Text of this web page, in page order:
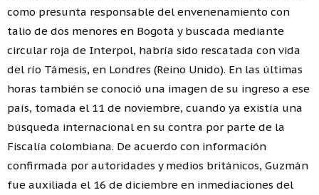
como presunta responsable del envenenamiento con
talio de dos menores en Bogotá y buscada mediante
circular roja de Interpol, habría sido rescatada con vida
del río Támesis, en Londres (Reino Unido). En las últimas
horas también se conoció una imagen de su ingreso a ese
país, tomada el 11 de noviembre, cuando ya existía una
búsqueda internacional en su contra por parte de la
Fiscalía colombiana. De acuerdo con información
confirmada por autoridades y medios británicos, Guzmán
fue auxiliada el 16 de diciembre en inmediaciones del